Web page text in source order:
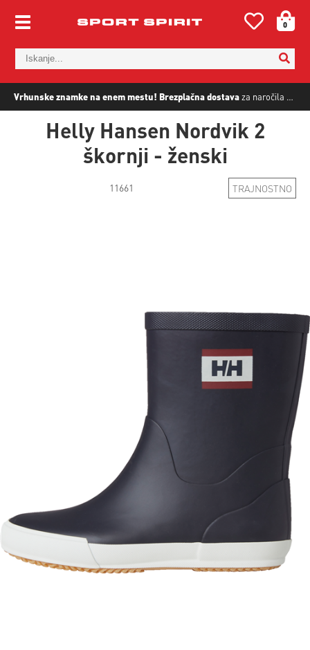
Vrhunske znamke na enem mestu! Brezplačna dostavaza naročila nad
0
Helly Hansen Nordvik 2
škornji - ženski
11661 TRAJNOSTNO